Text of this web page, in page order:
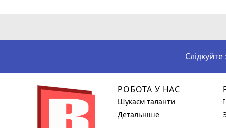
РОБОТА У НАС
Шукаєм таланти
Детальніше